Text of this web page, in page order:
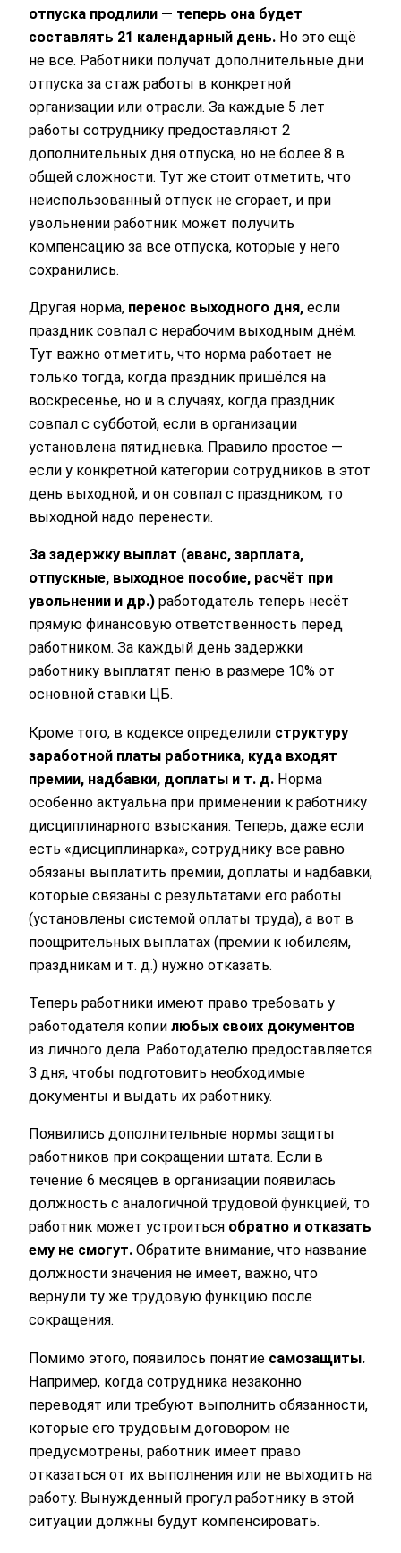
отпуска продлили — теперь она будет
составлять 21 календарный день. Но это ещё
не все. Работники получат дополнительные дни
отпуска за стаж работы в конкретной
организации или отрасли. За каждые 5 лет
работы сотруднику предоставляют 2
дополнительных дня отпуска, но не более 8 в
общей сложности. Тут же стоит отметить, что
неиспользованный отпуск не сгорает, и при
увольнении работник может получить
компенсацию за все отпуска, которые у него
сохранились.
Другая норма, перенос выходного дня, если
праздник совпал с нерабочим выходным днём.
Тут важно отметить, что норма работает не
только тогда, когда праздник пришёлся на
воскресенье, но и в случаях, когда праздник
совпал с субботой, если в организации
установлена пятидневка. Правило простое —
если у конкретной категории сотрудников в этот
день выходной, и он совпал с праздником, то
выходной надо перенести.
За задержку выплат (аванс, зарплата,
отпускные, выходное пособие, расчёт при
увольнении и др.) работодатель теперь несёт
прямую финансовую ответственность перед
работником. За каждый день задержки
работнику выплатят пеню в размере 10% от
основной ставки ЦБ.
Кроме того, в кодексе определили структуру
заработной платы работника, куда входят
премии, надбавки, доплаты и т. д. Норма
особенно актуальна при применении к работнику
дисциплинарного взыскания. Теперь, даже если
есть «дисциплинарка», сотруднику все равно
обязаны выплатить премии, доплаты и надбавки,
которые связаны с результатами его работы
(установлены системой оплаты труда), а вот в
поощрительных выплатах (премии к юбилеям,
праздникам и т. д.) нужно отказать.
Теперь работники имеют право требовать у
работодателя копии любых своих документов
из личного дела. Работодателю предоставляется
3 дня, чтобы подготовить необходимые
документы и выдать их работнику.
Появились дополнительные нормы защиты
работников при сокращении штата. Если в
течение 6 месяцев в организации появилась
должность с аналогичной трудовой функцией, то
работник может устроиться обратно и отказать
ему не смогут. Обратите внимание, что название
должности значения не имеет, важно, что
вернули ту же трудовую функцию после
сокращения.
Помимо этого, появилось понятие самозащиты.
Например, когда сотрудника незаконно
переводят или требуют выполнить обязанности,
которые его трудовым договором не
предусмотрены, работник имеет право
отказаться от их выполнения или не выходить на
работу. Вынужденный прогул работнику в этой
ситуации должны будут компенсировать.